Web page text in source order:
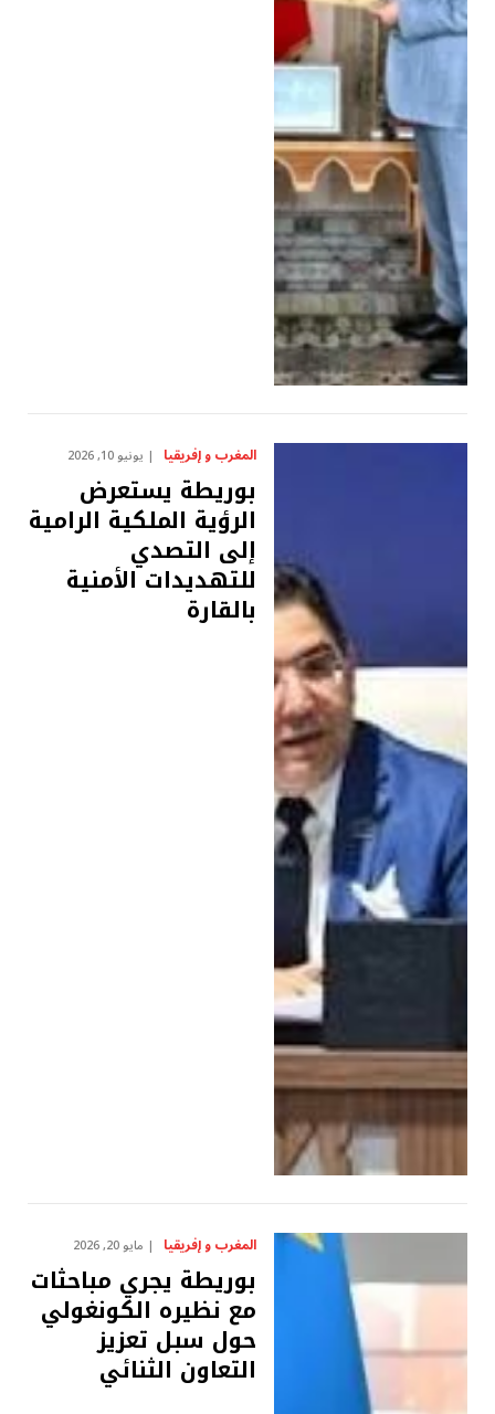
المغرب و إفريقيا يونيو 10, 2026
بوريطة يستعرض
الرؤية الملكية الرامية
إلى التصدي
للتهديدات الأمنية
بالقارة
المغرب و إفريقيا مايو 20, 2026
بوريطة يجري مباحثات
مع نظيره الكونغولي
حول سبل تعزيز
التعاون الثنائي